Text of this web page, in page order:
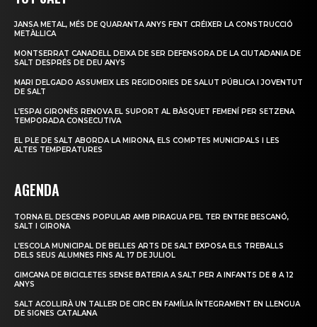
JANSA METAL, MÉS DE QUARANTA ANYS FENT CRÉIXER LA CONSTRUCCIÓ
METÀL·LICA
MONTSERRAT CANADELL DEIXA DE SER DEFENSORA DE LA CIUTADANIA DE
SALT DESPRÉS DE DEU ANYS
MARI DELGADO ASSUMEIX LES REGIDORIES DE SALUT PÚBLICA I JOVENTUT
DE SALT
L’ESPAI GIRONÈS RENOVA EL SUPORT AL BÀSQUET FEMENÍ PER SETZENA
TEMPORADA CONSECUTIVA
EL PLE DE SALT ABORDA LA MIRONA, ELS COMPTES MUNICIPALS I LES
ALTES TEMPERATURES
AGENDA
TORNA EL DESCENS POPULAR AMB PIRAGUA PEL TER ENTRE BESCANÓ,
SALT I GIRONA
L’ESCOLA MUNICIPAL DE BELLES ARTS DE SALT EXPOSA ELS TREBALLS
DELS SEUS ALUMNES FINS AL 17 DE JULIOL
GIMCANA DE BICICLETES SENSE BATERIA A SALT PER A INFANTS DE 8 A 12
ANYS
SALT ACOLLIRÀ UN TALLER DE CIRC EN FAMÍLIA ÍNTEGRAMENT EN LLENGUA
DE SIGNES CATALANA